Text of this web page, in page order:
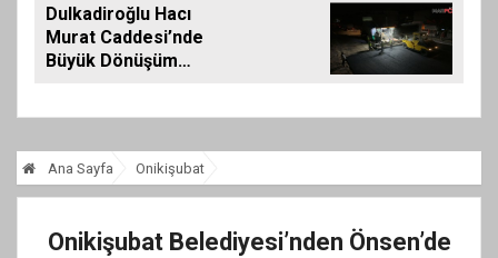
Dulkadiroğlu Hacı
Murat Caddesi’nde
Büyük Dönüşüm
Ana Sayfa Onikişubat
Onikişubat Belediyesi’nden Önsen’de